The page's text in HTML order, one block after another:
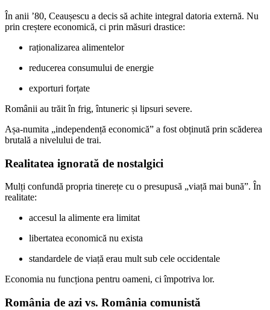
În anii ’80, Ceaușescu a decis să achite integral datoria externă. Nu
prin creștere economică, ci prin măsuri drastice:
raționalizarea alimentelor
reducerea consumului de energie
exporturi forțate
Românii au trăit în frig, întuneric și lipsuri severe.
Așa-numita „independență economică” a fost obținută prin scăderea
brutală a nivelului de trai.
Realitatea ignorată de nostalgici
Mulți confundă propria tinerețe cu o presupusă „viață mai bună”. În
realitate:
accesul la alimente era limitat
libertatea economică nu exista
standardele de viață erau mult sub cele occidentale
Economia nu funcționa pentru oameni, ci împotriva lor.
România de azi vs. România comunistă